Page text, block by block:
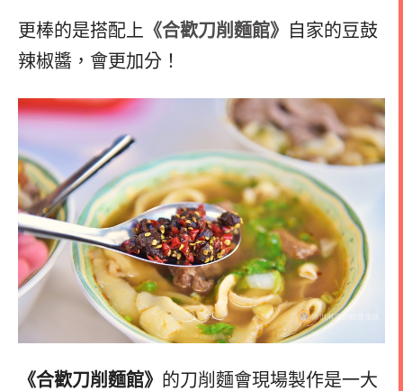
更棒的是搭配上 《合歡刀削麵館》
自家的豆鼓
辣椒醬，會更加分！
《合歡刀削麵館》 的刀削麵會現場製作是一大